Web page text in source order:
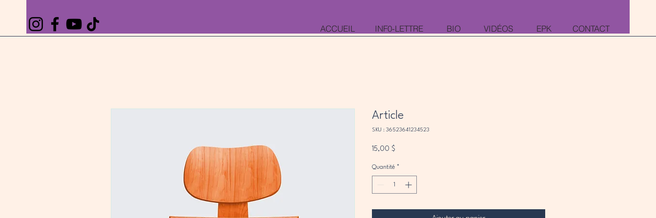
ACCUEIL INF0-LETTRE BIO VIDÉOS EPK CONTACT
Article
SKU : 36523641234523
15,00 $
Quantité *